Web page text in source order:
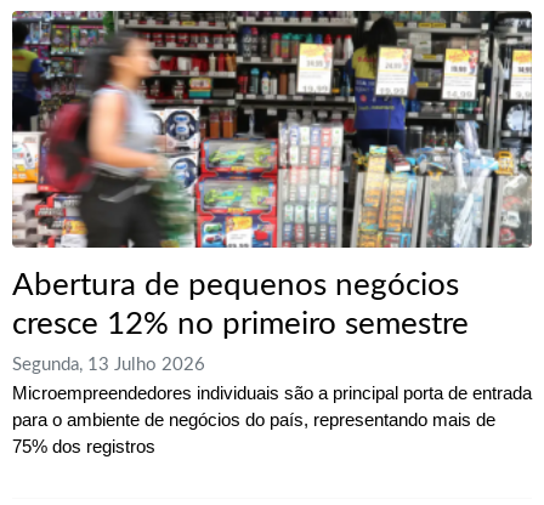
Abertura de pequenos negócios
cresce 12% no primeiro semestre
Segunda, 13 Julho 2026
Microempreendedores individuais são a principal porta de entrada
para o ambiente de negócios do país, representando mais de
75% dos registros